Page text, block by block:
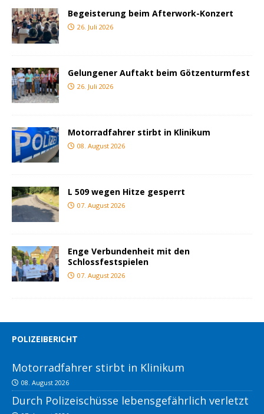
Begeisterung beim Afterwork-Konzert
26. Juli 2026
Gelungener Auftakt beim Götzenturmfest
26. Juli 2026
Motorradfahrer stirbt in Klinikum
08. August 2026
L 509 wegen Hitze gesperrt
07. August 2026
Enge Verbundenheit mit den
Schlossfestspielen
07. August 2026
POLIZEIBERICHT
Motorradfahrer stirbt in Klinikum
08. August 2026
Durch Polizeischüsse lebensgefährlich verletzt